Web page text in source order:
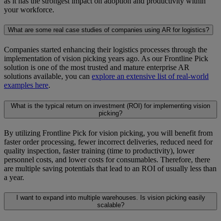
your workforce.
What are some real case studies of companies using AR for logistics?
Companies started enhancing their logistics processes through the
implementation of vision picking years ago. As our Frontline Pick
solution is one of the most trusted and mature enterprise AR
solutions available, you can explore an extensive list of real-world
examples here.
What is the typical return on investment (ROI) for implementing vision
picking?
By utilizing Frontline Pick for vision picking, you will benefit from
faster order processing, fewer incorrect deliveries, reduced need for
quality inspection, faster training (time to productivity), lower
personnel costs, and lower costs for consumables. Therefore, there
are multiple saving potentials that lead to an ROI of usually less than
a year.
I want to expand into multiple warehouses. Is vision picking easily
scalable?